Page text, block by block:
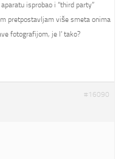
isprobao i “third party”
pretpostavljam više smeta onima
fotografijom, je l’ tako?
#16090